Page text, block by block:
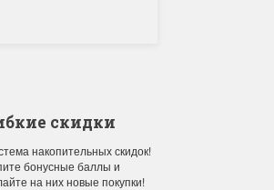
Поступление новинок
скидки
накопительных скидок!
бонусные баллы и
на них новые покупки!